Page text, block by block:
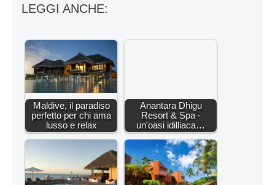
LEGGI ANCHE:
Maldive, il paradiso
perfetto per chi ama
lusso e relax
Anantara Dhigu
Resort & Spa -
un'oasi idilliaca…